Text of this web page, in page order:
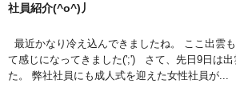
社員紹介(^o^)丿
最近かなり冷え込んできましたね。 ここ出雲
て感じになってきました(';') さて、先日9日は出
た。 弊社社員にも成人式を迎えた女性社員が...